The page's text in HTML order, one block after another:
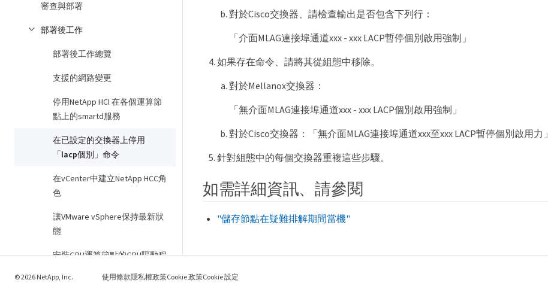
審查與部署
部署後工作
部署後工作總覽
支援的網路變更
停用NetApp HCI 在各個運算節
點上的smartd服務
在已設定的交換器上停用
「lacp個別」命令
在vCenter中建立NetApp HCC角
色
讓VMware vSphere保持最新狀
態
安裝GPU運算節點的GPU驅動程
對於Cisco交換器、請檢查輸出是否包含下列行：
「介面MLAG連接埠通道xxx - xxx LACP暫停個別啟用強制」
如果存在命令、請將其從組態中移除。
對於Mellanox交換器：
「無介面MLAG連接埠通道xxx - xxx LACP個別啟用強制」
對於Cisco交換器：「無介面MLAG連接埠通道xxx至xxx LACP暫停個別啟用力」
針對組態中的每個交換器重複這些步驟。
如需詳細資訊、請參閱
"儲存節點在疑難排解期間當機"
© 2026 NetApp, Inc. 使用條款隱私權政策Cookie 政策Cookie 設定